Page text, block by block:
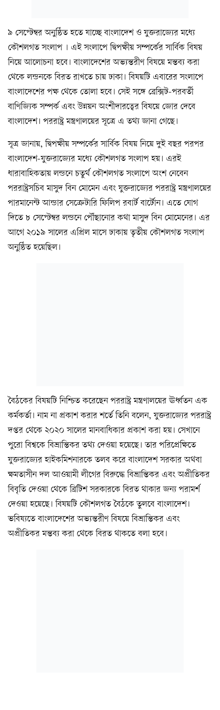
৯ সেপ্টেম্বর অনুষ্ঠিত হতে যাচ্ছে বাংলাদেশ ও যুক্তরাজ্যের মধ্যে
কৌশলগত সংলাপ । এই সংলাপে দ্বিপক্ষীয় সম্পর্কের সার্বিক বিষয়
নিয়ে আলোচনা হবে। বাংলাদেশের অভ্যন্তরীণ বিষয়ে মন্তব্য করা
থেকে লন্ডনকে বিরত রাখতে চায় ঢাকা। বিষয়টি এবারের সংলাপে
বাংলাদেশের পক্ষ থেকে তোলা হবে। সেই সঙ্গে ব্রেক্সিট-পরবর্তী
বাণিজ্যিক সম্পর্ক এবং উন্নয়ন অংশীদারত্বের বিষয়ে জোর দেবে
বাংলাদেশ। পররাষ্ট্র মন্ত্রণালয়ের সূত্রে এ তথ্য জানা গেছে।
সূত্র জানায়, দ্বিপক্ষীয় সম্পর্কের সার্বিক বিষয় নিয়ে দুই বছর পরপর
বাংলাদেশ-যুক্তরাজ্যের মধ্যে কৌশলগত সংলাপ হয়। এরই
ধারাবাহিকতায় লন্ডনে চতুর্থ কৌশলগত সংলাপে অংশ নেবেন
পররাষ্ট্রসচিব মাসুদ বিন মোমেন এবং যুক্তরাজ্যের পররাষ্ট্র মন্ত্রণালয়ের
পারমানেন্ট আন্ডার সেক্রেটারি ফিলিপ রবার্ট বার্টোন। এতে যোগ
দিতে ৮ সেপ্টেম্বর লন্ডনে পৌঁছানোর কথা মাসুদ বিন মোমেনের। এর
আগে ২০১৯ সালের এপ্রিল মাসে ঢাকায় তৃতীয় কৌশলগত সংলাপ
অনুষ্ঠিত হয়েছিল।
বৈঠকের বিষয়টি নিশ্চিত করেছেন পররাষ্ট্র মন্ত্রণালয়ের ঊর্ধ্বতন এক
কর্মকর্তা। নাম না প্রকাশ করার শর্তে তিনি বলেন, যুক্তরাজ্যের পররাষ্ট্র
দপ্তর থেকে ২০২০ সালের মানবাধিকার প্রকাশ করা হয়। সেখানে
পুরো বিশ্বকে বিভ্রান্তিকর তথ্য দেওয়া হয়েছে। তার পরিপ্রেক্ষিতে
যুক্তরাজ্যের হাইকমিশনারকে তলব করে বাংলাদেশ সরকার অথবা
ক্ষমতাসীন দল আওয়ামী লীগের বিরুদ্ধে বিভ্রান্তিকর এবং অপ্রীতিকর
বিবৃতি দেওয়া থেকে ব্রিটিশ সরকারকে বিরত থাকার জন্য পরামর্শ
দেওয়া হয়েছে। বিষয়টি কৌশলগত বৈঠকে তুলবে বাংলাদেশ।
ভবিষ্যতে বাংলাদেশের অভ্যন্তরীণ বিষয়ে বিভ্রান্তিকর এবং
অপ্রীতিকর মন্তব্য করা থেকে বিরত থাকতে বলা হবে।